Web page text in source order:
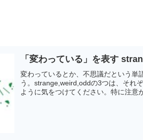
「変わっている」を表す
変わっているとか、不思議だという単
う。strange,weird,oddの3つは、それ
ように気をつけてください。特に注意